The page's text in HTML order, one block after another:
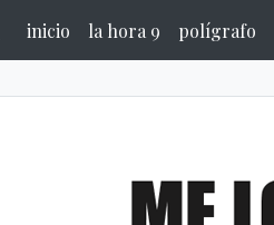
inicio la hora 9 polígrafo